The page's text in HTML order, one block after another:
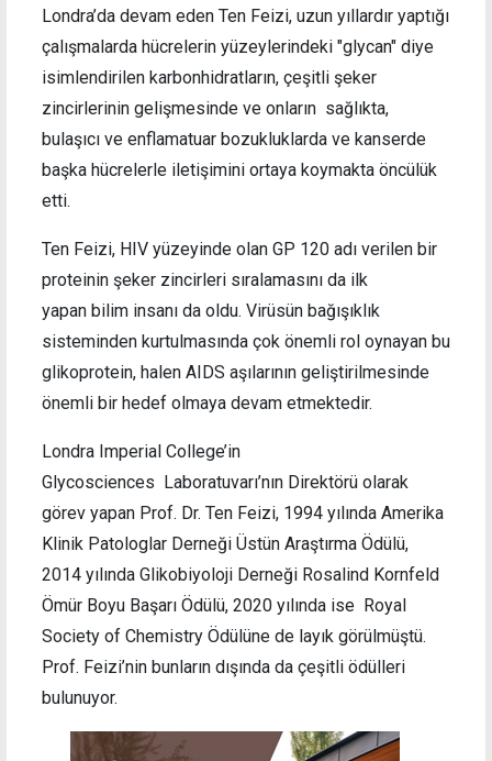
Londra’da devam eden Ten Feizi, uzun yıllardır yaptığı
çalışmalarda hücrelerin yüzeylerindeki "glycan" diye
isimlendirilen karbonhidratların, çeşitli şeker
zincirlerinin gelişmesinde ve onların sağlıkta,
bulaşıcı ve enflamatuar bozukluklarda ve kanserde
başka hücrelerle iletişimini ortaya koymakta öncülük
etti.
Ten Feizi, HIV yüzeyinde olan GP 120 adı verilen bir
proteinin şeker zincirleri sıralamasını da ilk
yapan bilim insanı da oldu. Virüsün bağışıklık
sisteminden kurtulmasında çok önemli rol oynayan bu
glikoprotein, halen AIDS aşılarının geliştirilmesinde
önemli bir hedef olmaya devam etmektedir.
Londra Imperial College’in
Glycosciences Laboratuvarı’nın Direktörü olarak
görev yapan Prof. Dr. Ten Feizi, 1994 yılında Amerika
Klinik Patologlar Derneği Üstün Araştırma Ödülü,
2014 yılında Glikobiyoloji Derneği Rosalind Kornfeld
Ömür Boyu Başarı Ödülü, 2020 yılında ise Royal
Society of Chemistry Ödülüne de layık görülmüştü.
Prof. Feizi’nin bunların dışında da çeşitli ödülleri
bulunuyor.